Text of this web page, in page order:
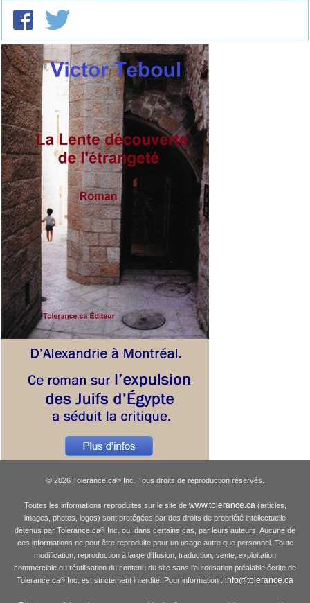
© 2026 Tolerance.ca®Inc. Tous droits de reproduction réservés.
Toutes les informations reproduites sur le site de www.tolerance.ca (articles,
images, photos, logos) sont protégées par des droits de propriété intellectuelle
détenus par Tolerance.ca® Inc. ou, dans certains cas, par leurs auteurs. Aucune de
ces informations ne peut être reproduite pour un usage autre que personnel. Toute
modification, reproduction à large diffusion, traduction, vente, exploitation
commerciale ou réutilisation du contenu du site sans l'autorisation préalable écrite de
Tolerance.ca® Inc. est strictement interdite. Pour information : info@tolerance.ca